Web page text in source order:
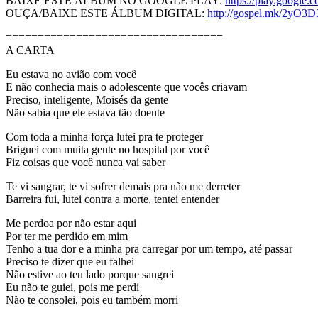
OUÇA/BAIXE ESTE ÁLBUM DIGITAL: http://gospel.mk/
==================================
A CARTA
Eu estava no avião com você
E não conhecia mais o adolescente que vocês criavam
Preciso, inteligente, Moisés da gente
Não sabia que ele estava tão doente
Com toda a minha força lutei pra te proteger
Briguei com muita gente no hospital por você
Fiz coisas que você nunca vai saber
Te vi sangrar, te vi sofrer demais pra não me derreter
Barreira fui, lutei contra a morte, tentei entender
Me perdoa por não estar aqui
Por ter me perdido em mim
Tenho a tua dor e a minha pra carregar por um tempo, até passar
Preciso te dizer que eu falhei
Não estive ao teu lado porque sangrei
Eu não te guiei, pois me perdi
Não te consolei, pois eu também morri